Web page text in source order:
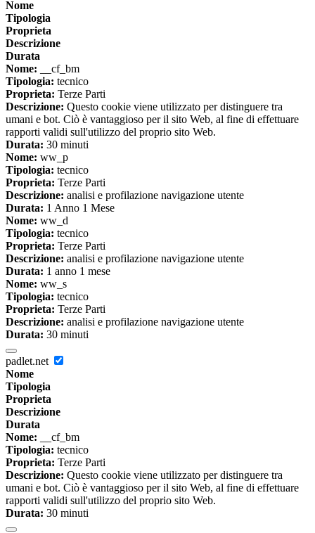
Nome
Tipologia
Proprieta
Descrizione
Durata
Nome: __cf_bm
Tipologia: tecnico
Proprieta: Terze Parti
Descrizione: Questo cookie viene utilizzato per distinguere tra
umani e bot. Ciò è vantaggioso per il sito Web, al fine di effettuare
rapporti validi sull'utilizzo del proprio sito Web.
Durata: 30 minuti
Nome: ww_p
Tipologia: tecnico
Proprieta: Terze Parti
Descrizione: analisi e profilazione navigazione utente
Durata: 1 Anno 1 Mese
Nome: ww_d
Tipologia: tecnico
Proprieta: Terze Parti
Descrizione: analisi e profilazione navigazione utente
Durata: 1 anno 1 mese
Nome: ww_s
Tipologia: tecnico
Proprieta: Terze Parti
Descrizione: analisi e profilazione navigazione utente
Durata: 30 minuti
padlet.net
Nome
Tipologia
Proprieta
Descrizione
Durata
Nome: __cf_bm
Tipologia: tecnico
Proprieta: Terze Parti
Descrizione: Questo cookie viene utilizzato per distinguere tra
umani e bot. Ciò è vantaggioso per il sito Web, al fine di effettuare
rapporti validi sull'utilizzo del proprio sito Web.
Durata: 30 minuti